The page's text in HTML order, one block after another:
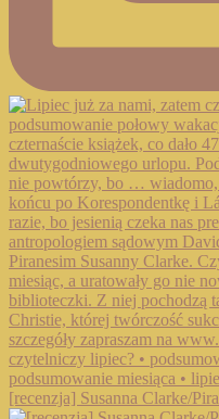
[recenzja] Susanna Clarke/